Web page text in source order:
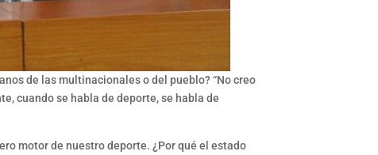
de las multinacionales o del pueblo? “No creo
cuando se habla de deporte, se habla de
motor de nuestro deporte. ¿Por qué el estado